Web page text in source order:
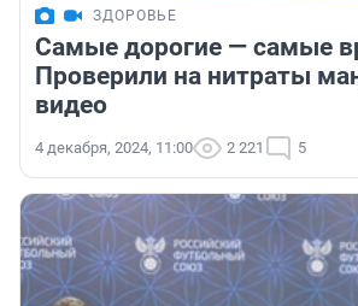
ЗДОРОВЬЕ
Самые дорогие — самые
Проверили на нитраты
видео
4 декабря, 2024, 11:00 2 221 5